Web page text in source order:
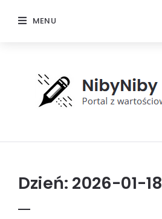
MENU
Dzień: 2026-01-18